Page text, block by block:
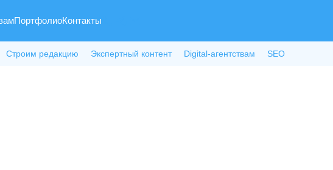
ПортфолиоКонтакты
Строим редакцию Экспертный контент Digital-агентствам SEO